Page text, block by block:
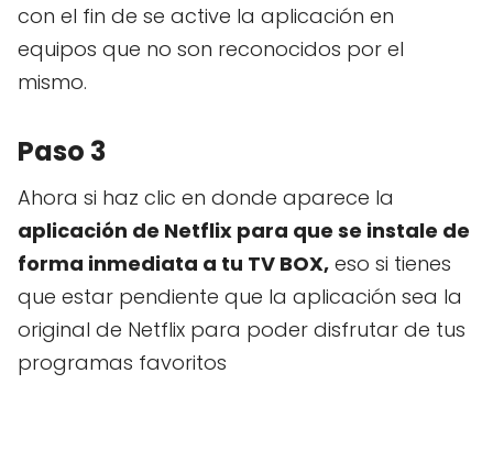
con el fin de se active la aplicación en
equipos que no son reconocidos por el
mismo.
Paso 3
Ahora si haz clic en donde aparece la
aplicación de Netflix para que se instale de
forma inmediata a tu TV BOX, eso si tienes
que estar pendiente que la aplicación sea la
original de Netflix para poder disfrutar de tus
programas favoritos